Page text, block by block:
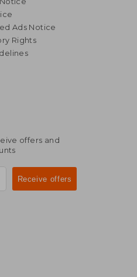
Ads Notice
Rights
offers and